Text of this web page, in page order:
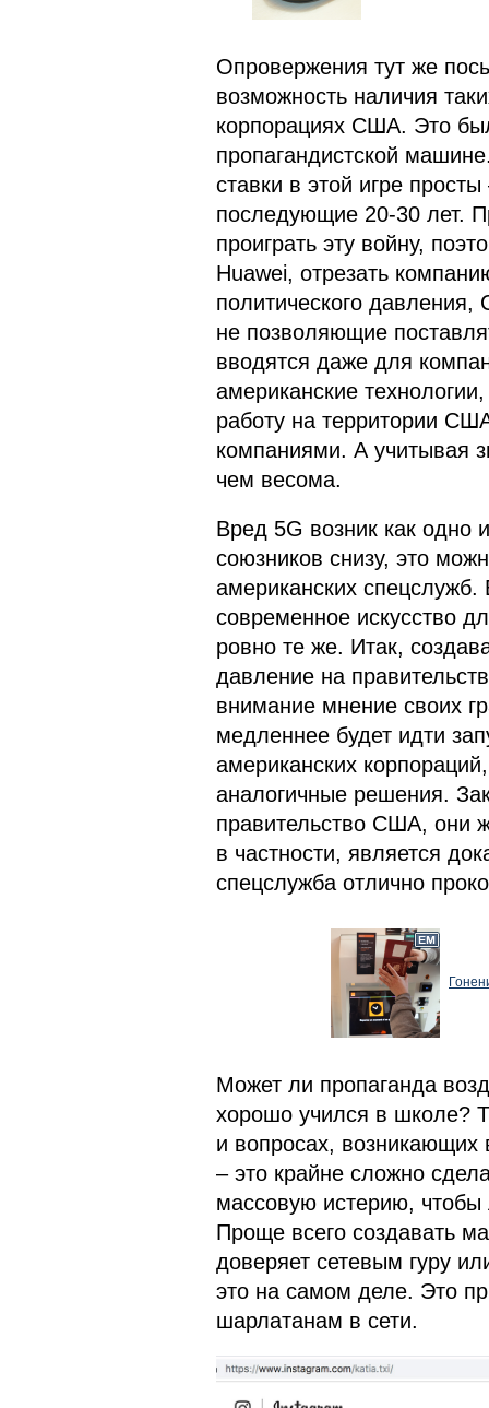
Опровержения тут же
возможность наличия
корпорациях США. Это
пропагандистской
ставки в этой игре
последующие 20-30 лет.
проиграть эту войну,
Huawei, отрезать
политического
не позволяющие
вводятся даже для
американские
работу на территории
компаниями. А учитывая
чем весома.
Вред 5G возник как одно
союзников снизу, это
американских
современное искусство
ровно те же. Итак,
давление на
внимание мнение своих
медленнее будет идти
американских
аналогичные решения.
правительство США, они
в частности, является
спецслужба отлично
Может ли пропаганда
хорошо учился в школе?
и вопросах, возникающих
– это крайне сложно
массовую истерию,
Проще всего создавать
доверяет сетевым гуру
это на самом деле. Это
шарлатанам в сети.